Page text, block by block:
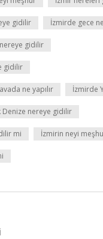
gidilir İzmirde gece
gidilir
gidilir
ne yapılır İzmirde
nereye gidilir
mi İzmirin neyi